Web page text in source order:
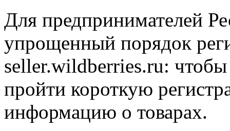
Для предпринимателей
упрощенный порядок
seller.wildberries.ru:
пройти короткую
информацию о товарах.